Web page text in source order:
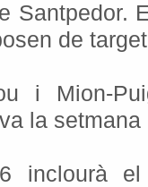
Santpedor.
de
i Mion-
la
inclourà el